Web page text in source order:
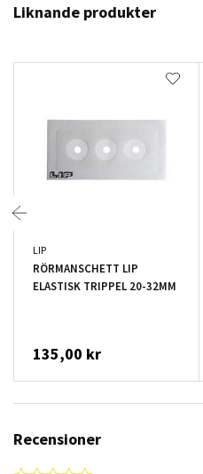
Liknande produkter
LIP
RÖRMANSCHETT LIP
ELASTISK TRIPPEL 20-32MM
135,00 kr
Recensioner